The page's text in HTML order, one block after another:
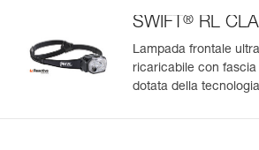
SWIFT ® RL
Lampada frontale
ricaricabile con fascia
dotata della